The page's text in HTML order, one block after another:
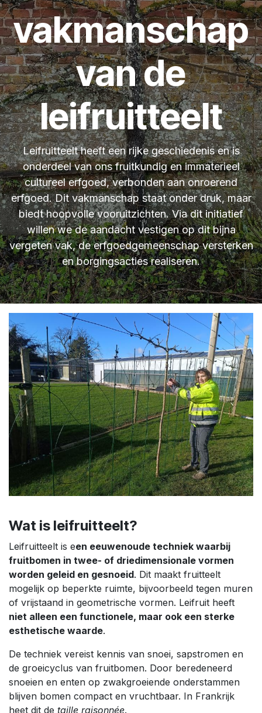
vakmanschap
van de
leifruitteelt
Leifruitteelt heeft een rijke geschiedenis en is
onderdeel van ons fruitkundig en immaterieel
cultureel erfgoed, verbonden aan onroerend
erfgoed. Dit vakmanschap staat onder druk, maar
biedt hoopvolle vooruitzichten. Via dit initiatief
willen we de aandacht vestigen op dit bijna
vergeten vak, de erfgoedgemeenschap versterken
en borgingsacties realiseren.
Wat is leifruitteelt?
Leifruitteelt is een eeuwenoude techniek waarbij
fruitbomen in twee- of driedimensionale vormen
worden geleid en gesnoeid. Dit maakt fruitteelt
mogelijk op beperkte ruimte, bijvoorbeeld tegen muren
of vrijstaand in geometrische vormen. Leifruit heeft
niet alleen een functionele, maar ook een sterke
esthetische waarde.
De techniek vereist kennis van snoei, sapstromen en
de groeicyclus van fruitbomen. Door beredeneerd
snoeien en enten op zwakgroeiende onderstammen
blijven bomen compact en vruchtbaar. In Frankrijk
heet dit de taille raisonnée.